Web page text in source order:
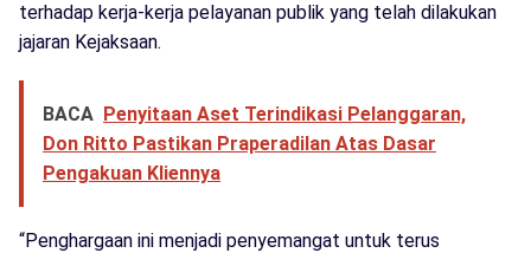
terhadap kerja-kerja pelayanan publik yang telah dilakukan
jajaran Kejaksaan.
BACA Penyitaan Aset Terindikasi Pelanggaran,
Don Ritto Pastikan Praperadilan Atas Dasar
Pengakuan Kliennya
“Penghargaan ini menjadi penyemangat untuk terus